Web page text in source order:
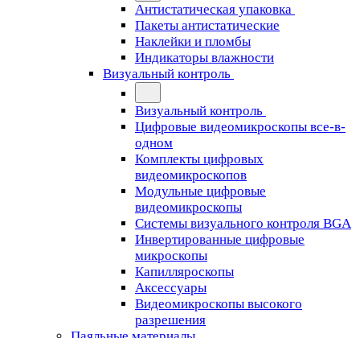
Антистатическая упаковка
Пакеты антистатические
Наклейки и пломбы
Индикаторы влажности
Визуальный контроль
Визуальный контроль
Цифровые видеомикроскопы все-в-
одном
Комплекты цифровых
видеомикроскопов
Модульные цифровые
видеомикроскопы
Cистемы визуального контроля BGA
Инвертированные цифровые
микроскопы
Капилляроскопы
Аксессуары
Видеомикроскопы высокого
разрешения